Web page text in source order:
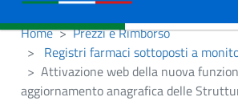
Home
Prezzi e Rimborso
Registri farmaci sottoposti a
Attivazione web della nuova
aggiornamento anagrafica delle